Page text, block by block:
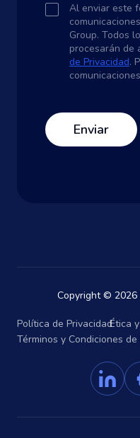
Al enviar este
Group. Todos
procesarán de
de Privacidad.
Copyright © 2026
Política de PrivacidadÉtica
Términos y Condiciones